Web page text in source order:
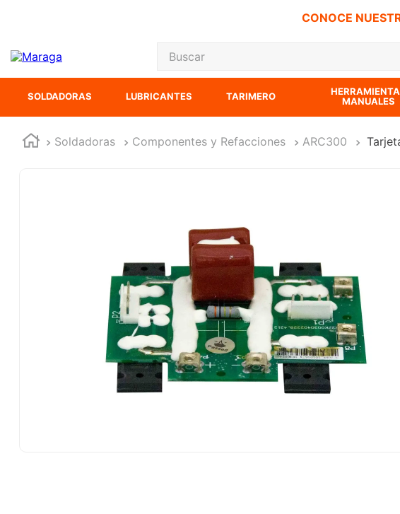
CONOCE
Buscar
SOLDADORAS LUBRICANTES TARIMERO
MANUALES
Soldadoras Componentes y Refacciones ARC300
TÉRMINOS MÁS BUSCADOS
6.
7.
lenox
9.
-cut
10. esmeriladora